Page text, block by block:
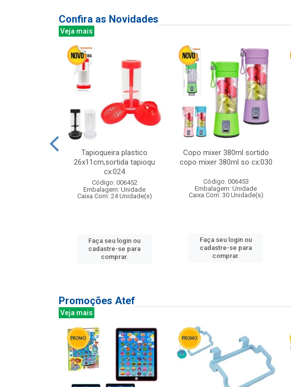
Confira as Novidades
Veja mais
Tapioqueira plastico
26x11cm,sortida tapioqu
cx:024
Código: 006452
Embalagem: Unidade
Caixa Com: 24 Unidade(s)
Faça seu login ou
cadastre-se para
comprar.
Copo mixer 380ml sortido
copo mixer 380ml so cx:030
Código: 006453
Embalagem: Unidade
Caixa Com: 30 Unidade(s)
Faça seu login ou
cadastre-se para
comprar.
Promoções Atef
Veja mais